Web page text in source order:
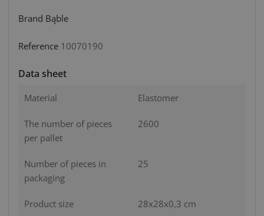
Brand Bąble
Reference 10070190
Data sheet
Material Elastomer
The number of pieces
per pallet
2600
Number of pieces in
packaging
25
Product size 28x28x0,3 cm